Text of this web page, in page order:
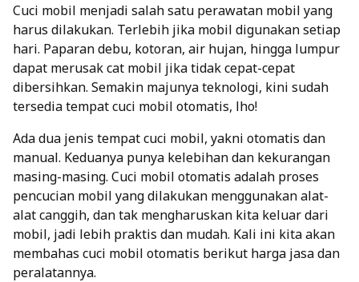
Cuci mobil menjadi salah satu perawatan mobil yang
harus dilakukan. Terlebih jika mobil digunakan setiap
hari. Paparan debu, kotoran, air hujan, hingga lumpur
dapat merusak cat mobil jika tidak cepat-cepat
dibersihkan. Semakin majunya teknologi, kini sudah
tersedia tempat cuci mobil otomatis, lho!
Ada dua jenis tempat cuci mobil, yakni otomatis dan
manual. Keduanya punya kelebihan dan kekurangan
masing-masing. Cuci mobil otomatis adalah proses
pencucian mobil yang dilakukan menggunakan alat-
alat canggih, dan tak mengharuskan kita keluar dari
mobil, jadi lebih praktis dan mudah. Kali ini kita akan
membahas cuci mobil otomatis berikut harga jasa dan
peralatannya.